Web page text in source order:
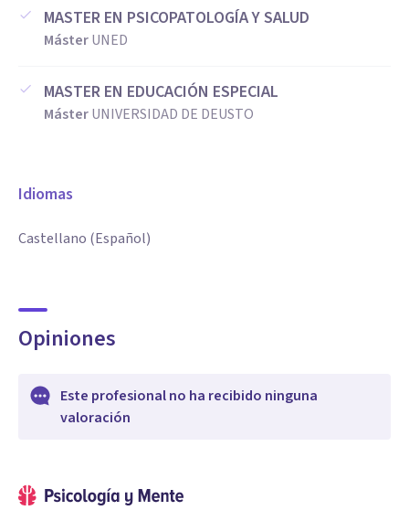
MASTER EN PSICOPATOLOGÍA Y SALUD
MásterUNED
MASTER EN EDUCACIÓN ESPECIAL
MásterUNIVERSIDAD DE DEUSTO
Idiomas
Castellano (Español)
Opiniones
Este profesional no ha recibido ninguna
valoración